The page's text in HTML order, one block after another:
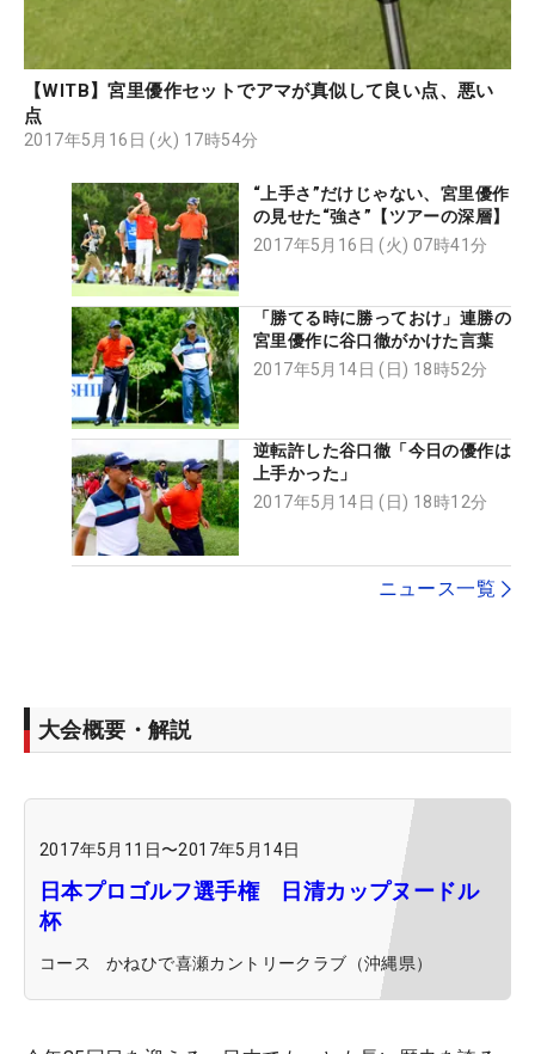
【WITB】宮里優作セットでアマが真似して良い点、悪い
点
2017年5月16日 (火) 17時54分
“上手さ”だけじゃない、宮里優作
の見せた“強さ”【ツアーの深層】
2017年5月16日 (火) 07時41分
「勝てる時に勝っておけ」連勝の
宮里優作に谷口徹がかけた言葉
2017年5月14日 (日) 18時52分
逆転許した谷口徹「今日の優作は
上手かった」
2017年5月14日 (日) 18時12分
ニュース一覧
大会概要・解説
2017年5月11日〜2017年5月14日
日本プロゴルフ選手権 日清カップヌードル
杯
コース かねひで喜瀬カントリークラブ（沖縄県）